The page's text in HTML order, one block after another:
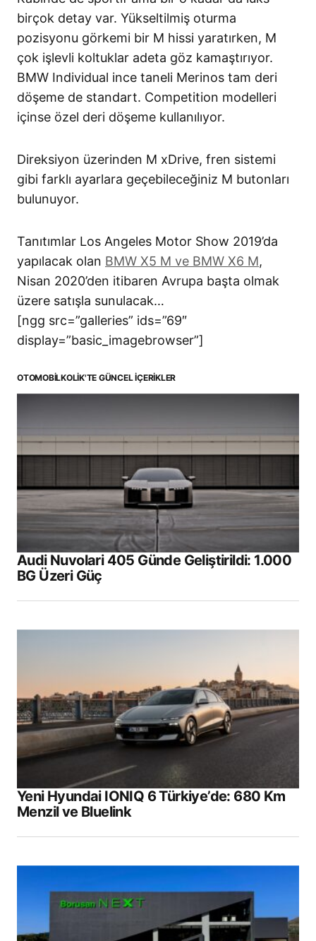
birçok detay var. Yükseltilmiş oturma
pozisyonu görkemi bir M hissi yaratırken, M
çok işlevli koltuklar adeta göz kamaştırıyor.
BMW Individual ince taneli Merinos tam deri
döşeme de standart. Competition modelleri
içinse özel deri döşeme kullanılıyor.
Direksiyon üzerinden M xDrive, fren sistemi
gibi farklı ayarlara geçebileceğiniz M butonları
bulunuyor.
Tanıtımlar Los Angeles Motor Show 2019’da
yapılacak olan BMW X5 M ve BMW X6 M,
Nisan 2020’den itibaren Avrupa başta olmak
üzere satışla sunulacak…
[ngg src=”galleries” ids=”69″
display=”basic_imagebrowser”]
OTOMOBILKOLIK'TE GÜNCEL İÇERIKLER
Audi Nuvolari 405 Günde Geliştirildi: 1.000
BG Üzeri Güç
Yeni Hyundai IONIQ 6 Türkiye’de: 680 Km
Menzil ve Bluelink